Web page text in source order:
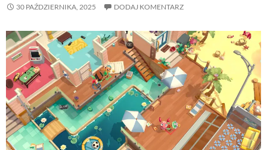
30 PAŹDZIERNIKA, 2025 DODAJ KOMENTARZ